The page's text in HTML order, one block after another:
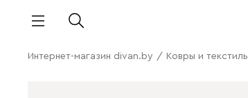
Интернет-магазин divan.by / Ковры и текстиль